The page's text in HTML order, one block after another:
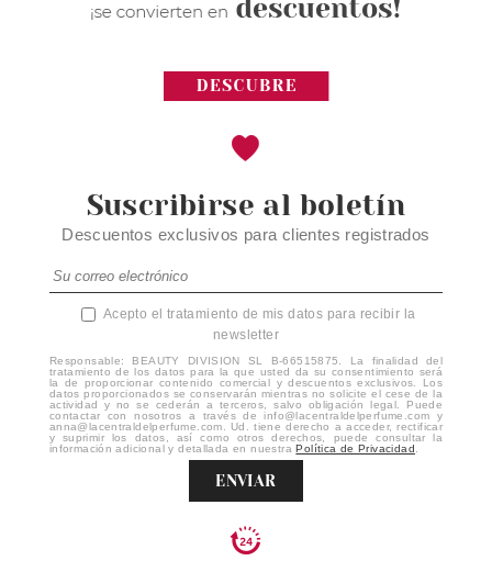
Suscribirse al boletín
Descuentos exclusivos para clientes registrados
Acepto el tratamiento de mis datos para recibir la
newsletter
Responsable: BEAUTY DIVISION SL B-66515875. La finalidad del
tratamiento de los datos para la que usted da su consentimiento será
la de proporcionar contenido comercial y descuentos exclusivos. Los
datos proporcionados se conservarán mientras no solicite el cese de la
actividad y no se cederán a terceros, salvo obligación legal. Puede
contactar con nosotros a través de info@lacentraldelperfume.com y
anna@lacentraldelperfume.com. Ud. tiene derecho a acceder, rectificar
y suprimir los datos, así como otros derechos, puede consultar la
información adicional y detallada en nuestraPolítica de Privacidad
ENVIAR